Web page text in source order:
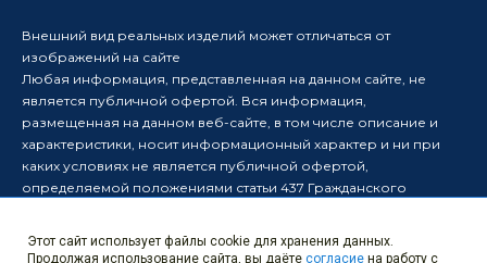
Внешний вид реальных изделий может отличаться от
изображений на сайте
Любая информация, представленная на данном сайте, не
является публичной офертой. Вся информация,
размещенная на данном веб-сайте, в том числе описание и
характеристики, носит информационный характер и ни при
каких условиях не является публичной офертой,
определяемой положениями статьи 437 Гражданского
Производитель оставляет за собой право в одностороннем
порядке вносить изменения в информацию, размещенную на
Этот сайт использует файлы cookie для хранения данных.
Продолжая использование сайта, вы даёте согласие на работу с